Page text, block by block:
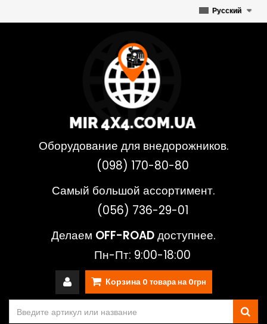
Русский
Оборудование для внедорожников.
(098) 170-80-80
Самый большой ассортимент.
(056) 736-29-01
Делаем OFF-ROADдоступнее.
Пн-Пт: 9:00-18:00
Корзина 0 товара на 0грн